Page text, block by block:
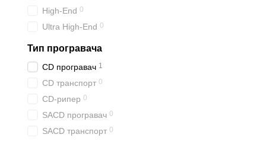
High-End 0
Ultra High-End 0
Тип програвача
CD програвач 1
CD транспорт 0
CD-рипер 0
SACD програвач 0
SACD транспорт 0